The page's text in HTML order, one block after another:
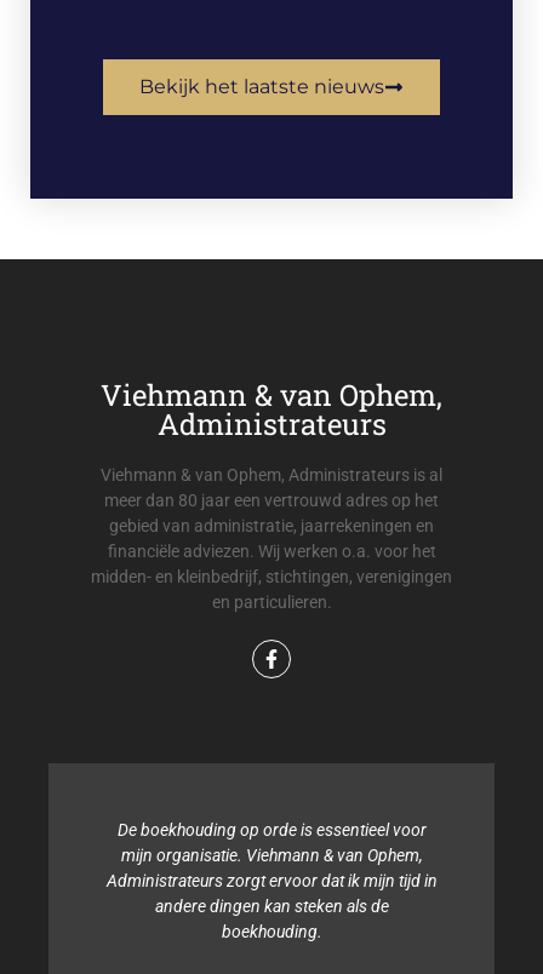
Bekijk het laatste nieuws
Viehmann & van Ophem,
Administrateurs
Viehmann & van Ophem, Administrateurs is al
meer dan 80 jaar een vertrouwd adres op het
gebied van administratie, jaarrekeningen en
financiële adviezen. Wij werken o.a. voor het
midden- en kleinbedrijf, stichtingen, verenigingen
en particulieren.
De boekhouding op orde is essentieel voor
mijn organisatie. Viehmann & van Ophem,
Administrateurs zorgt ervoor dat ik mijn tijd in
andere dingen kan steken als de
boekhouding.